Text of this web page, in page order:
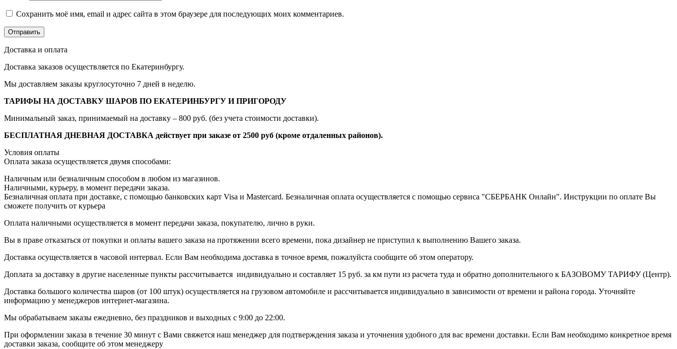
Сохранить моё имя, email и адрес сайта в этом браузере для последующих моих комментариев.
Доставка и оплата
Доставка заказов осуществляется по Екатеринбургу.
Мы доставляем заказы круглосуточно 7 дней в неделю.
ТАРИФЫ НА ДОСТАВКУ ШАРОВ ПО ЕКАТЕРИНБУРГУ И ПРИГОРОДУ
Минимальный заказ, принимаемый на доставку – 800 руб. (без учета стоимости доставки).
БЕСПЛАТНАЯ ДНЕВНАЯ ДОСТАВКА действует при заказе от 2500 руб (кроме отдаленных районов).
Условия оплаты
Оплата заказа осуществляется двумя способами:
Наличным или безналичным способом в любом из магазинов.
Наличными, курьеру, в момент передачи заказа.
Безналичная оплата при доставке, с помощью банковских карт Visa и Mastercard. Безналичная оплата осуществляется с помощью сервиса "СБЕРБАНК Онлайн". Инструкции по оплате Вы
сможете получить от курьера
Оплата наличными осуществляется в момент передачи заказа, покупателю, лично в руки.
Вы в праве отказаться от покупки и оплаты вашего заказа на протяжении всего времени, пока дизайнер не приступил к выполнению Вашего заказа.
Доставка осуществляется в часовой интервал. Если Вам необходима доставка в точное время, пожалуйста сообщите об этом оператору.
Доплата за доставку в другие населенные пункты рассчитывается индивидуально и составляет 15 руб. за км пути из расчета туда и обратно дополнительного к БАЗОВОМУ ТАРИФУ (Центр).
Доставка большого количества шаров (от 100 штук) осуществляется на грузовом автомобиле и рассчитывается индивидуально в зависимости от времени и района города. Уточняйте
информацию у менеджеров интернет-магазина.
Мы обрабатываем заказы ежедневно, без праздников и выходных с 9:00 до 22:00.
При оформлении заказа в течение 30 минут с Вами свяжется наш менеджер для подтверждения заказа и уточнения удобного для вас времени доставки. Если Вам необходимо конкретное время
доставки заказа, сообщите об этом менеджеру